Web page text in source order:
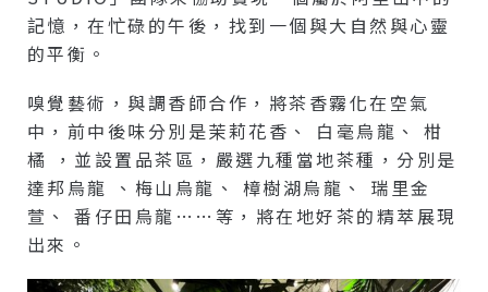
記憶，在忙碌的午後，找到一個與大自然與心靈
的平衡。
嗅覺藝術，與調香師合作，將茶香霧化在空氣
中，前中後味分別是茉莉花香、 白毫烏龍、 柑
橘 ，並設置品茶區，嚴選九種當地茶種，分別是
達邦烏龍 、梅山烏龍、 樟樹湖烏龍、 瑞里金
萱、 番仔田烏龍……等，將在地好茶的精萃展現
出來。